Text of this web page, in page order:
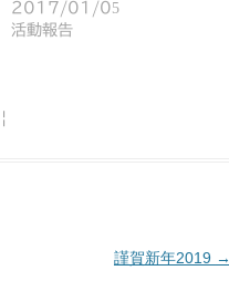
2017/01/05
活動報告
|
謹賀新年2019 →